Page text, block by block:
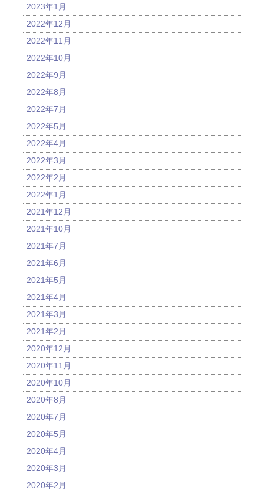
2023年1月
2022年12月
2022年11月
2022年10月
2022年9月
2022年8月
2022年7月
2022年5月
2022年4月
2022年3月
2022年2月
2022年1月
2021年12月
2021年10月
2021年7月
2021年6月
2021年5月
2021年4月
2021年3月
2021年2月
2020年12月
2020年11月
2020年10月
2020年8月
2020年7月
2020年5月
2020年4月
2020年3月
2020年2月